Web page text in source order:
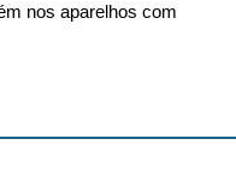
nos aparelhos com